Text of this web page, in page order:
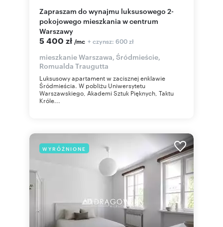
Zapraszam do wynajmu luksusowego 2-
pokojowego mieszkania w centrum
Warszawy
5 400 zł /mc + czynsz: 600 zł
mieszkanie Warszawa, Śródmieście,
Romualda Traugutta
Luksusowy apartament w zacisznej enklawie
Śródmieścia. W pobliżu Uniwersytetu
Warszawskiego, Akademi Sztuk Pięknych, Taktu
Króle...
WYRÓŻNIONE